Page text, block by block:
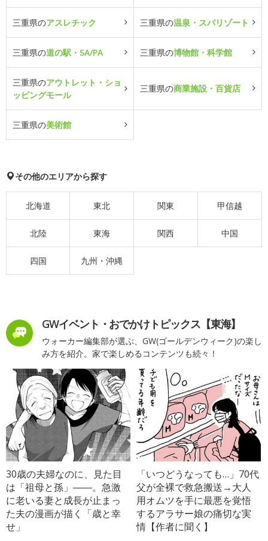
三重県のアスレチック 三重県の温泉・スパリゾート
三重県の道の駅・SA/PA 三重県の博物館・科学館
三重県のアウトレット・ショ
ッピングモール
三重県の商業施設・百貨店
三重県の美術館
その他のエリアから探す
北海道 東北 関東 甲信越
北陸 東海 関西 中国
四国 九州・沖縄
GWイベント・おでかけトピックス【東海】
ウォーカー編集部が選ぶ、GW(ゴールデンウィーク)の楽し
み方を紹介。家で楽しめるコンテンツも続々！
30歳の夫婦なのに、見た目
は「祖母と孫」――。急激
に老いる妻と成長が止まっ
た夫の漫画が描く「歳と幸
せ」
「いつどうなっても…」70代
父が全裸で救急搬送→大人
用オムツを手に最悪を覚悟
するアラサー娘の痛切な実
情【作者に聞く】